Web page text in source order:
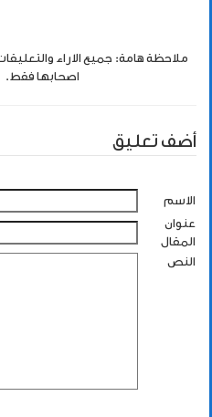
ملاحظة هامة: جميع الاراء
اصحابها فقط.
أضف تعليق
الاسم
عنوان
المقال
النص